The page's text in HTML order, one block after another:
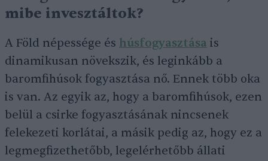
mibe invesztáltok?
A Föld népessége és húsfogyasztása is
dinamikusan növekszik, és leginkább a
baromfihúsok fogyasztása nő. Ennek több oka
is van. Az egyik az, hogy a baromfihúsok, ezen
belül a csirke fogyasztásának nincsenek
felekezeti korlátai, a másik pedig az, hogy ez a
legmegfizethetőbb, legelérhetőbb állati